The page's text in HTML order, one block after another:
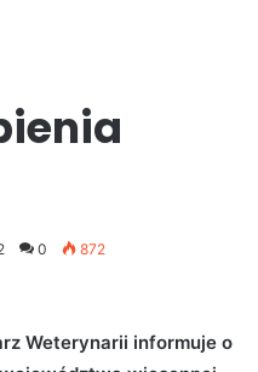
0 872
Weterynarii informuje o